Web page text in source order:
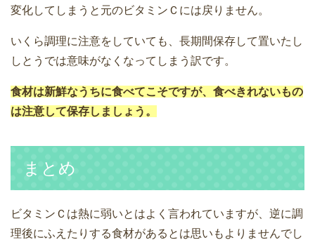
変化してしまうと元のビタミンＣには戻りません。
いくら調理に注意をしていても、長期間保存して置いたし
しとうでは意味がなくなってしまう訳です。
食材は新鮮なうちに食べてこそですが、食べきれないもの
は注意して保存しましょう。
まとめ
ビタミンＣは熱に弱いとはよく言われていますが、逆に調
理後にふえたりする食材があるとは思いもよりませんでし